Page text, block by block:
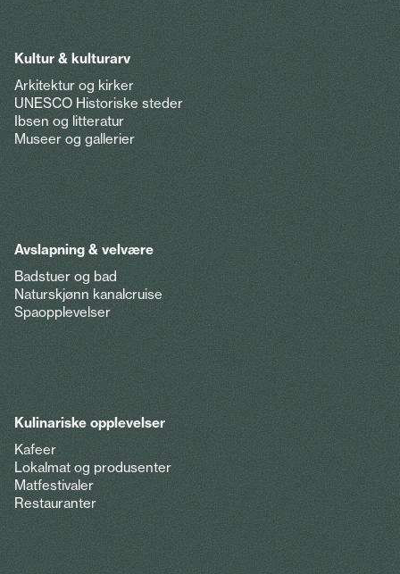
Kultur & kulturarv
Arkitektur og kirker
UNESCO Historiske steder
Ibsen og litteratur
Museer og gallerier
Avslapning & velvære
Badstuer og bad
Naturskjønn kanalcruise
Spaopplevelser
Kulinariske opplevelser
Kafeer
Lokalmat og produsenter
Matfestivaler
Restauranter